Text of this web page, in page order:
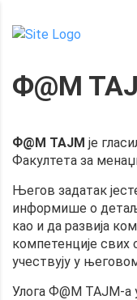
Ф@М
Ф@М ТАЈМ је
Факултета за
Његов задатак
информише о
као и да развија
компетенције свих
учествују у
Улога Ф@М ТАЈМ-а